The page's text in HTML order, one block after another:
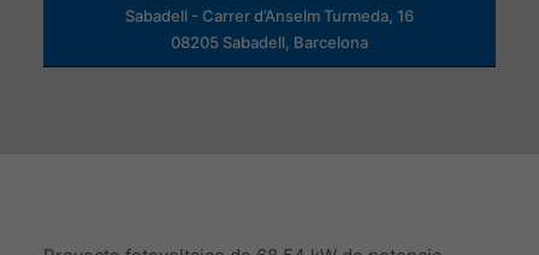
Sabadell - Carrer d’Anselm Turmeda, 16
08205 Sabadell, Barcelona